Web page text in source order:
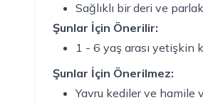
Sağlıklı bir deri ve
Şunlar İçin Önerilir:
1 - 6 yaş arası yetişkin
Şunlar İçin Önerilmez:
Yavru kediler ve hamile